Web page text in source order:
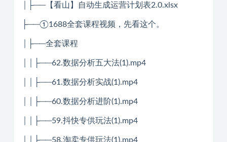
│├──【看山】自动生成运营计划表2.0.xlsx
├──①1688全套课程视频，先看这个。
│├──全套课程
││├──62.数据分析五大法(1).mp4
││├──61.数据分析实战(1).mp4
││├──60.数据分析进阶(1).mp4
││├──59.抖快专供玩法(1).mp4
││├──58.淘卖专供玩法(1).mp4